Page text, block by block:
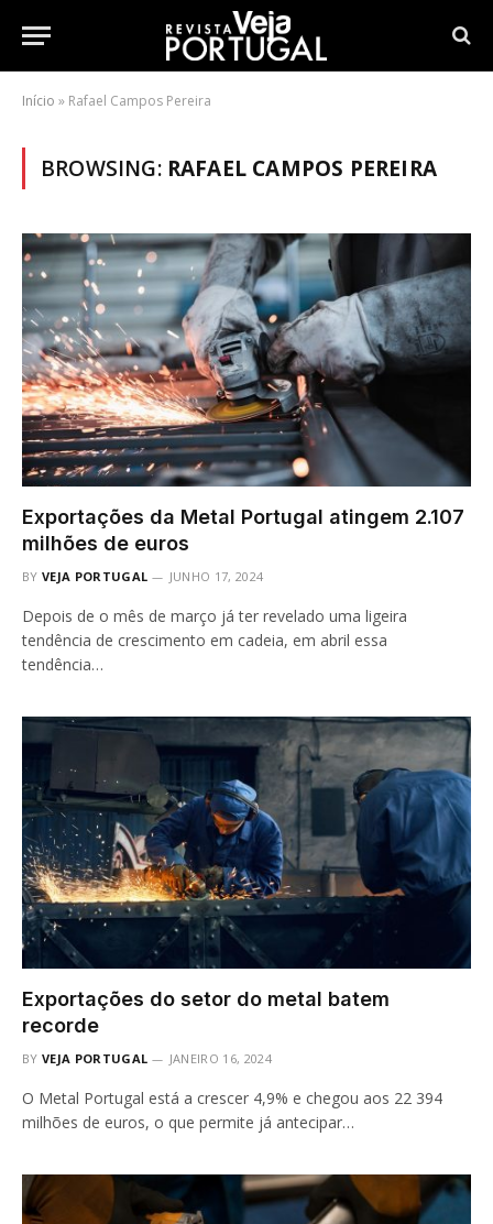
Início » Rafael Campos Pereira
BROWSING: RAFAEL CAMPOS PEREIRA
Exportações da Metal Portugal atingem 2.107
milhões de euros
BY VEJA PORTUGAL JUNHO 17, 2024
Depois de o mês de março já ter revelado uma ligeira
tendência de crescimento em cadeia, em abril essa
tendência…
Exportações do setor do metal batem
recorde
BY VEJA PORTUGAL JANEIRO 16, 2024
O Metal Portugal está a crescer 4,9% e chegou aos 22 394
milhões de euros, o que permite já antecipar…